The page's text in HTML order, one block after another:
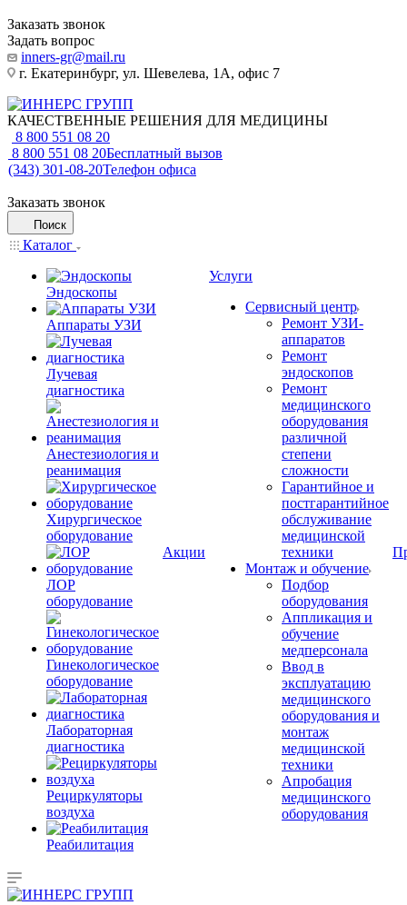
Заказать звонок
Задать вопрос
inners-gr@mail.ru
г. Екатеринбург, ул. Шевелева, 1А, офис 7
КАЧЕСТВЕННЫЕ РЕШЕНИЯ ДЛЯ МЕДИЦИНЫ
8 800 551 08 20
8 800 551 08 20Бесплатный вызов
(343) 301-08-20Телефон офиса
Заказать звонок
Поиск
Каталог
Эндоскопы
Аппараты УЗИ
Лучевая
диагностика
Анестезиология и
реанимация
Хирургическое
оборудование
ЛОР
оборудование
Гинекологическое
оборудование
Лабораторная
диагностика
Рециркуляторы
воздуха
Реабилитация
Акции
Услуги
Сервисный центр
Ремонт УЗИ-
аппаратов
Ремонт
эндоскопов
Ремонт
медицинского
оборудования
различной
степени
сложности
Гарантийное и
постгарантийное
обслуживание
медицинской
техники
Монтаж и обучение
Подбор
оборудования
Аппликация и
обучение
медперсонала
Ввод в
эксплуатацию
медицинского
оборудования и
монтаж
медицинской
техники
Апробация
медицинского
оборудования